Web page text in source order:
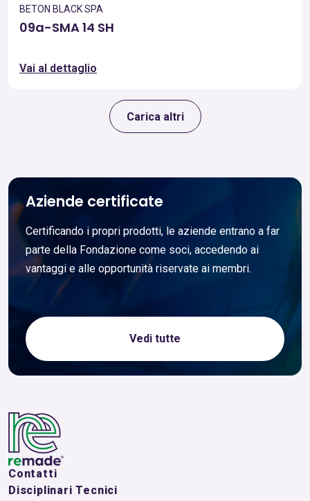
BETON BLACK SPA
09a-SMA 14 SH
Vai al dettaglio
Carica altri
Aziende certificate
Certificando i propri prodotti, le aziende entrano a far
parte della Fondazione come soci, accedendo ai
vantaggi e alle opportunità riservate ai membri.
Vedi tutte
Contatti
Disciplinari Tecnici